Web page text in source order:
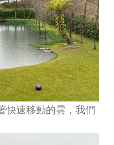
快速移動的雲，我們